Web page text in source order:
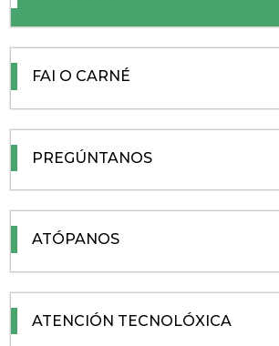
FAI O CARNÉ
PREGÚNTANOS
ATÓPANOS
ATENCIÓN TECNOLÓXICA